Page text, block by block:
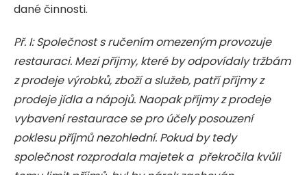
dané činnosti.
Př. I: Společnost s ručením omezeným provozuje
restauraci. Mezi příjmy, které by odpovídaly tržbám
z prodeje výrobků, zboží a služeb, patří příjmy z
prodeje jídla a nápojů. Naopak příjmy z prodeje
vybavení restaurace se pro účely posouzení
poklesu příjmů nezohlední. Pokud by tedy
společnost rozprodala majetek a překročila kvůli